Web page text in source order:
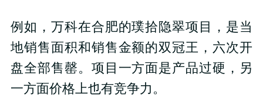
例如，万科在合肥的璞拾隐翠项目，是当
地销售面积和销售金额的双冠王，六次开
盘全部售罄。项目一方面是产品过硬，另
一方面价格上也有竞争力。